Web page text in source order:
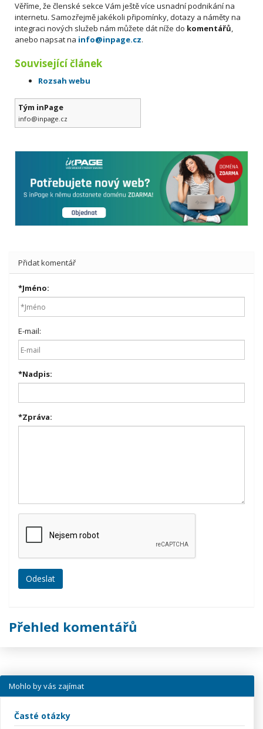
Věříme, že členské sekce Vám ještě více usnadní podnikání na
internetu. Samozřejmě jakékoli připomínky, dotazy a náměty na
integraci nových služeb nám můžete dát níže do komentářů,
anebo napsat na info@inpage.cz.
Související článek
Rozsah webu
Tým inPage
info@inpage.cz
Přidat komentář
*Jméno:
E-mail:
*Nadpis:
*Zpráva:
Přehled komentářů
Mohlo by vás zajímat
Časté otázky